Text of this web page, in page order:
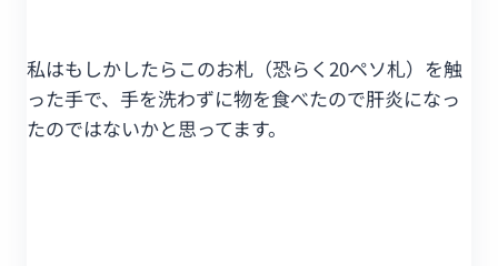
私はもしかしたらこのお札（恐らく20ペソ札）を触
った手で、手を洗わずに物を食べたので肝炎になっ
たのではないかと思ってます。